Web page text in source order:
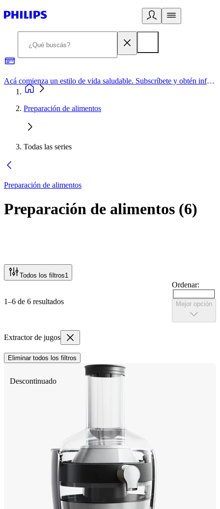
Acá comienza un estilo de vida saludable. Subscríbete y obtén información de primera mano
Preparación de alimentos
Todas las series
Preparación de alimentos
Preparación de alimentos (6)
Todos los filtros1
1–6 de 6 resultados
Ordenar:
Mejor opción
Extractor de jugos
Eliminar todos los filtros
Descontinuado